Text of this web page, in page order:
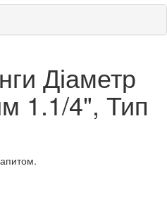
Діаметр
1.1/4", Тип